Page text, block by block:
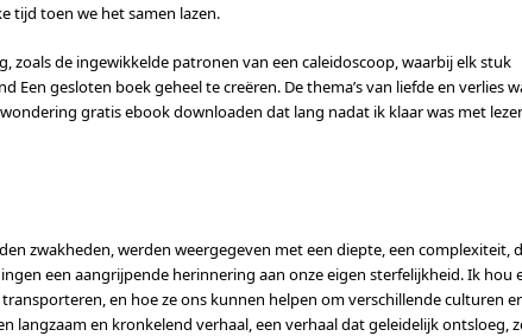
tijd toen we het samen lazen.
zoals de ingewikkelde patronen van een caleidoscoop, waarbij elk stuk
gesloten boek geheel te creëren. De thema’s van liefde en verlies
gratis ebook downloaden dat lang nadat ik klaar was met
zwakheden, werden weergegeven met een diepte, een complexiteit,
een aangrijpende herinnering aan onze eigen sterfelijkheid. Ik hou
en hoe ze ons kunnen helpen om verschillende culturen
langzaam en kronkelend verhaal, een verhaal dat geleidelijk ontsloeg,